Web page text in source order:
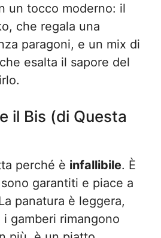
un tocco moderno: il
che regala una
paragoni, e un mix di
esalta il sapore del
il Bis (di Questa
perché è infallibile. È
garantiti e piace a
panatura è leggera,
gamberi rimangono